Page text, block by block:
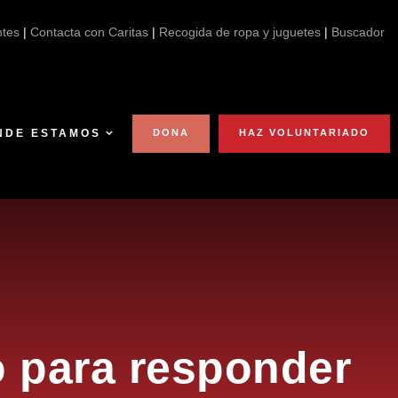
| Contacta con Caritas | Recogida de ropa y juguetes | Buscador
ESTAMOS DONA HAZ VOLUNTARIADO
para responder